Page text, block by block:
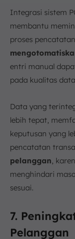
Integrasi sistem
membantu
proses
entri manual
pada kualitas
Data yang
lebih tepat,
keputusan yang
pencatatan
pelanggan ,
menghindari
sesuai.
7.
Pelanggan